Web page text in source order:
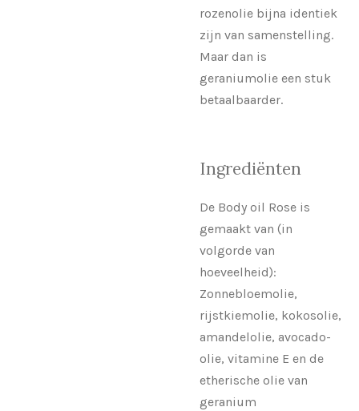
rozenolie bijna identiek
zijn van samenstelling.
Maar dan is
geraniumolie een stuk
betaalbaarder.
Ingrediënten
De Body oil Rose is
gemaakt van (in
volgorde van
hoeveelheid):
Zonnebloemolie,
rijstkiemolie, kokosolie,
amandelolie, avocado-
olie, vitamine E en de
etherische olie van
geranium